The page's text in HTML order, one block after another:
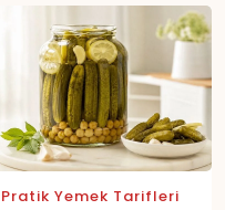
Pratik Yemek Tarifleri